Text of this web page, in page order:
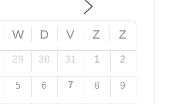
W D V Z Z
29 30 31 1 2
5 6 7 8 9